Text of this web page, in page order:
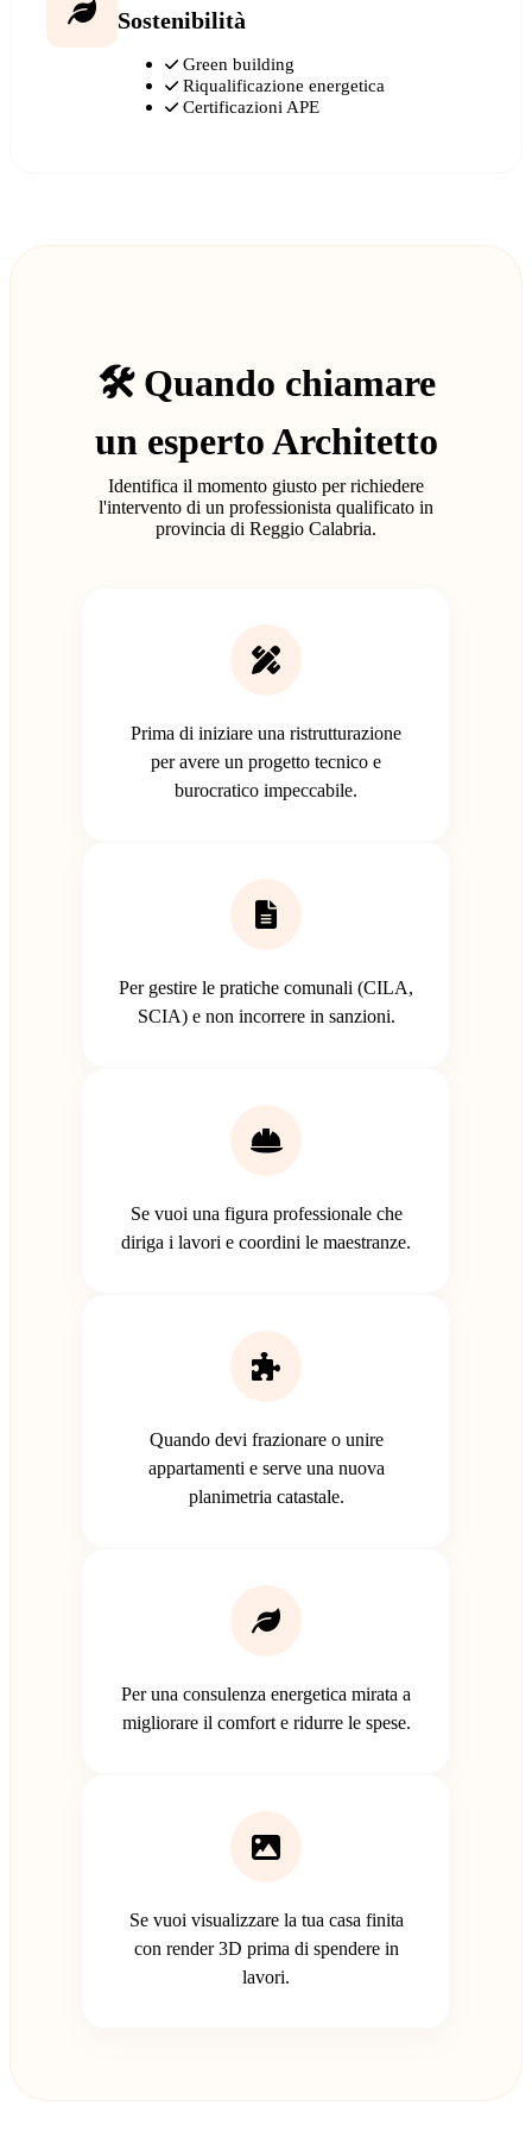
Sostenibilità
Green building
Riqualificazione energetica
Certificazioni APE
🛠️ Quando chiamare
un esperto Architetto
Identifica il momento giusto per richiedere
l'intervento di un professionista qualificato in
provincia di Reggio Calabria.
Prima di iniziare una ristrutturazione
per avere un progetto tecnico e
burocratico impeccabile.
Per gestire le pratiche comunali (CILA,
SCIA) e non incorrere in sanzioni.
Se vuoi una figura professionale che
diriga i lavori e coordini le maestranze.
Quando devi frazionare o unire
appartamenti e serve una nuova
planimetria catastale.
Per una consulenza energetica mirata a
migliorare il comfort e ridurre le spese.
Se vuoi visualizzare la tua casa finita
con render 3D prima di spendere in
lavori.